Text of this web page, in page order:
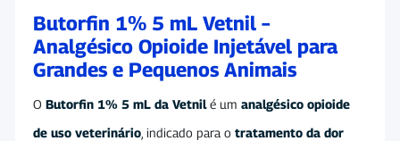
Butorfin 1% 5 mL Vetnil –
Analgésico Opioide Injetável para
Grandes e Pequenos Animais
O Butorfin 1% 5 mL da Vetnilé um analgésico opioide
de uso veterinário , indicado para o tratamento da dor